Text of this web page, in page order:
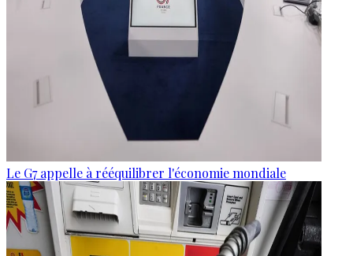
Le G7 appelle à rééquilibrer l'économie mondiale